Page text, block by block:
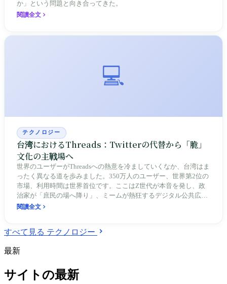
か」という問題と向き合ってきた。
閱讀全文
💻
テクノロジー
台湾におけるThreads：Twitterの代替から「脆」
文化の主戦場へ
世界のユーザーがThreadsへの熱意を冷ましていくなか、台湾はま
ったく異なる道を歩みました。350万人のユーザー、世界第2位の
市場、利用時間は世界首位です。ここはZ世代が本音を発し、政
治家が「庶民の場へ降り」、ミームが熱狂するデジタル公共広場
となり、台湾のソーシャルメディア生態系を再定義しています。
閱讀全文
すべて見る テクノロジー
最新
サイトの最新